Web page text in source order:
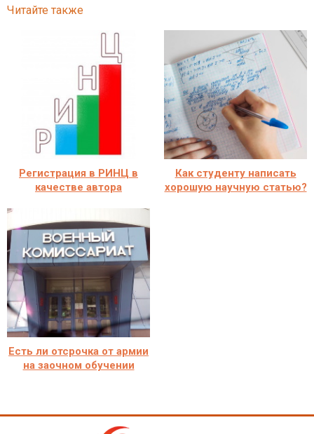
Читайте также
Регистрация в РИНЦ в
качестве автора
Как студенту написать
хорошую научную статью?
Есть ли отсрочка от армии
на заочном обучении